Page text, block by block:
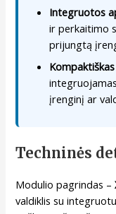
Integruotos
ir perkaitimo
prijungtą
įrenginį ar
Techninės
Modulio pagrindas –
valdiklis su integruotu